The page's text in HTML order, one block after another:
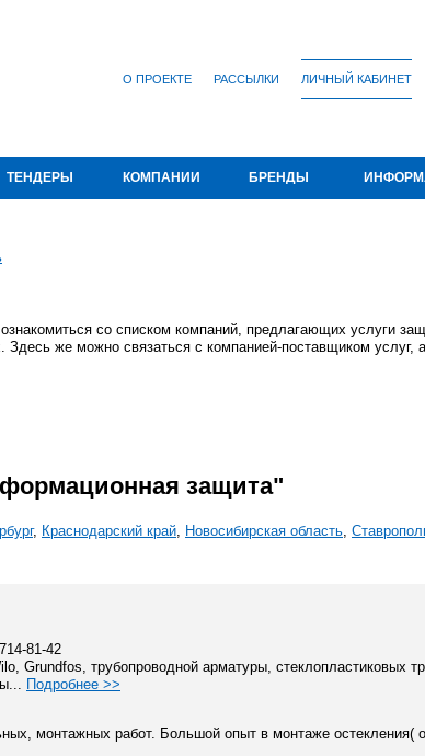
О ПРОЕКТЕ РАССЫЛКИ ЛИЧНЫЙ КАБИНЕТ
ТЕНДЕРЫ КОМПАНИИ БРЕНДЫ
со списком компаний, предлагающих услуги
же можно связаться с компанией-поставщиком услуг,
защита"
, Краснодарский край, Новосибирская область,
81-42
Grundfos, трубопроводной арматуры, стеклопластиковых
Подробнее >>
монтажных работ. Большой опыт в монтаже остекления(